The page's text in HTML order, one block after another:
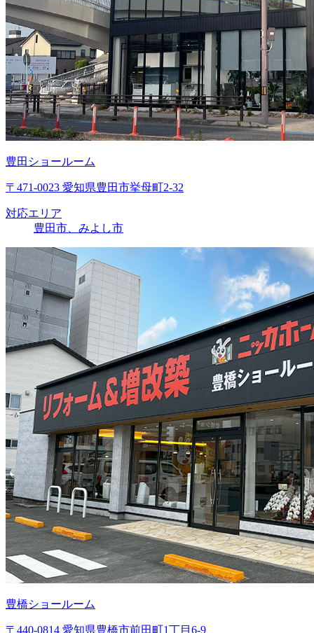
豊田ショールーム
〒471-0023 愛知県豊田市挙母町2-32
対応エリア
豊田市、みよし市
豊橋ショールーム
〒440-0814 愛知県豊橋市前田町1丁目6-9